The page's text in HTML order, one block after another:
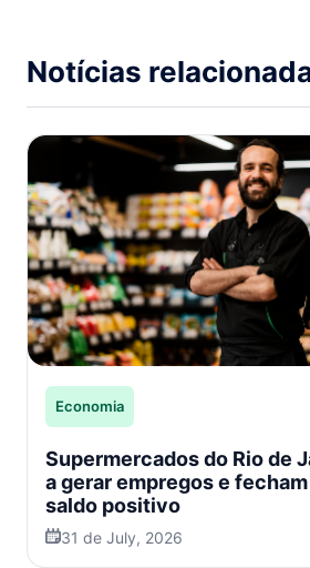
Notícias
Economia
Supermercados do Rio de
a gerar empregos e
saldo positivo
31 de July, 2026